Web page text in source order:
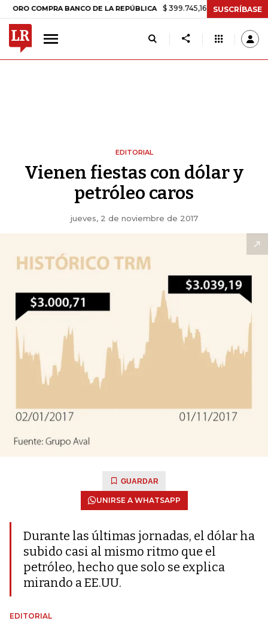
COMPRA BANCO DE LA REPÚBLICA $ 399.745,16 +$ 2.295,71 +0,58%
SUSCRÍBASE
EDITORIAL
Vienen fiestas con dólar y
petróleo caros
jueves, 2 de noviembre de 2017
GUARDAR
UNIRSE A WHATSAPP
Durante las últimas jornadas, el dólar ha
subido casi al mismo ritmo que el
petróleo, hecho que solo se explica
mirando a EE.UU.
EDITORIAL